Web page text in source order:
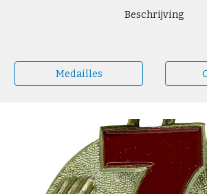
Beschrijving
Medailles